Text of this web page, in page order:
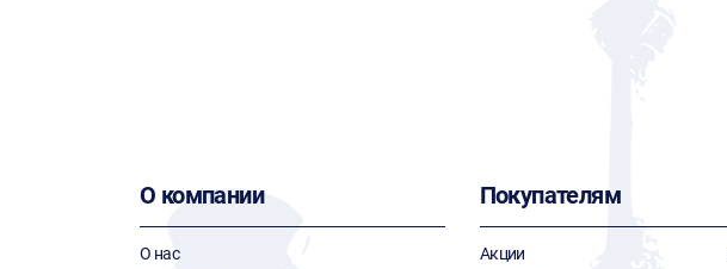
О компании
О нас
Покупателям
Акции